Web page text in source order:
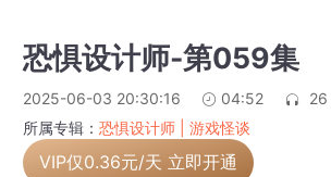
恐惧设计师-第059集
2025-06-03 20:30:16 04:52
26
所属专辑： 恐惧设计师 | 游戏怪谈
VIP仅0.36元/天 立即开通